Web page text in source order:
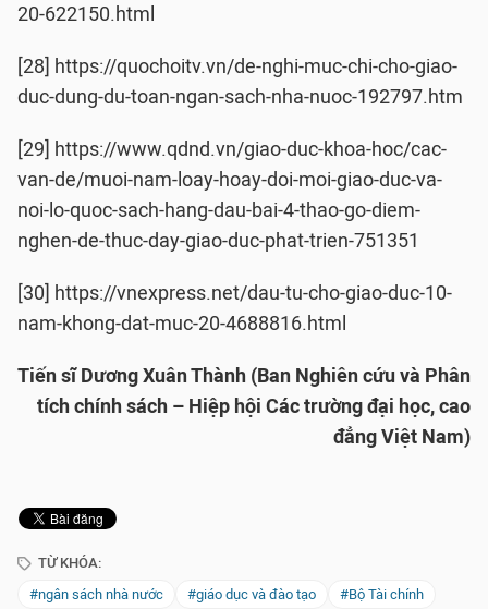
20-622150.html
[28] https://quochoitv.vn/de-nghi-muc-chi-cho-giao-
duc-dung-du-toan-ngan-sach-nha-nuoc-192797.htm
[29] https://www.qdnd.vn/giao-duc-khoa-hoc/cac-
van-de/muoi-nam-loay-hoay-doi-moi-giao-duc-va-
noi-lo-quoc-sach-hang-dau-bai-4-thao-go-diem-
nghen-de-thuc-day-giao-duc-phat-trien-751351
[30] https://vnexpress.net/dau-tu-cho-giao-duc-10-
nam-khong-dat-muc-20-4688816.html
Tiến sĩ Dương Xuân Thành (Ban Nghiên cứu và Phân
tích chính sách – Hiệp hội Các trường đại học, cao
đẳng Việt Nam)
TỪ KHÓA:
#ngân sách nhà nước
#giáo dục và đào tạo
#Bộ Tài chính